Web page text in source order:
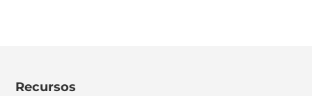
Recursos